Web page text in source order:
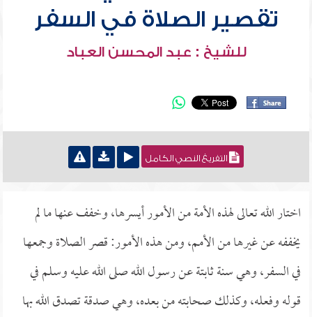
تقصير الصلاة في السفر
للشيخ : عبد المحسن العباد
التفريغ النصي الكامل
اختار الله تعالى لهذه الأمة من الأمور أيسرها، وخفف عنها ما لم
يخففه عن غيرها من الأمم، ومن هذه الأمور: قصر الصلاة وجمعها
في السفر، وهي سنة ثابتة عن رسول الله صلى الله عليه وسلم في
قوله وفعله، وكذلك صحابته من بعده، وهي صدقة تصدق الله بها